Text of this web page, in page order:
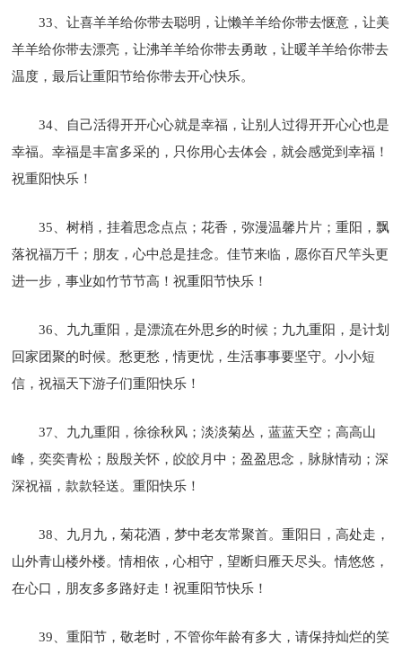
33、让喜羊羊给你带去聪明，让懒羊羊给你带去惬意，让美
羊羊给你带去漂亮，让沸羊羊给你带去勇敢，让暖羊羊给你带去
温度，最后让重阳节给你带去开心快乐。
34、自己活得开开心心就是幸福，让别人过得开开心心也是
幸福。幸福是丰富多采的，只你用心去体会，就会感觉到幸福！
祝重阳快乐！
35、树梢，挂着思念点点；花香，弥漫温馨片片；重阳，飘
落祝福万千；朋友，心中总是挂念。佳节来临，愿你百尺竿头更
进一步，事业如竹节节高！祝重阳节快乐！
36、九九重阳，是漂流在外思乡的时候；九九重阳，是计划
回家团聚的时候。愁更愁，情更忧，生活事事要坚守。小小短
信，祝福天下游子们重阳快乐！
37、九九重阳，徐徐秋风；淡淡菊丛，蓝蓝天空；高高山
峰，奕奕青松；殷殷关怀，皎皎月中；盈盈思念，脉脉情动；深
深祝福，款款轻送。重阳快乐！
38、九月九，菊花酒，梦中老友常聚首。重阳日，高处走，
山外青山楼外楼。情相依，心相守，望断归雁天尽头。情悠悠，
在心口，朋友多多路好走！祝重阳节快乐！
39、重阳节，敬老时，不管你年龄有多大，请保持灿烂的笑